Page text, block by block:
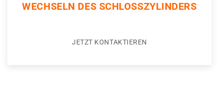
WECHSELN DES SCHLOSSZYLINDERS
JETZT KONTAKTIEREN